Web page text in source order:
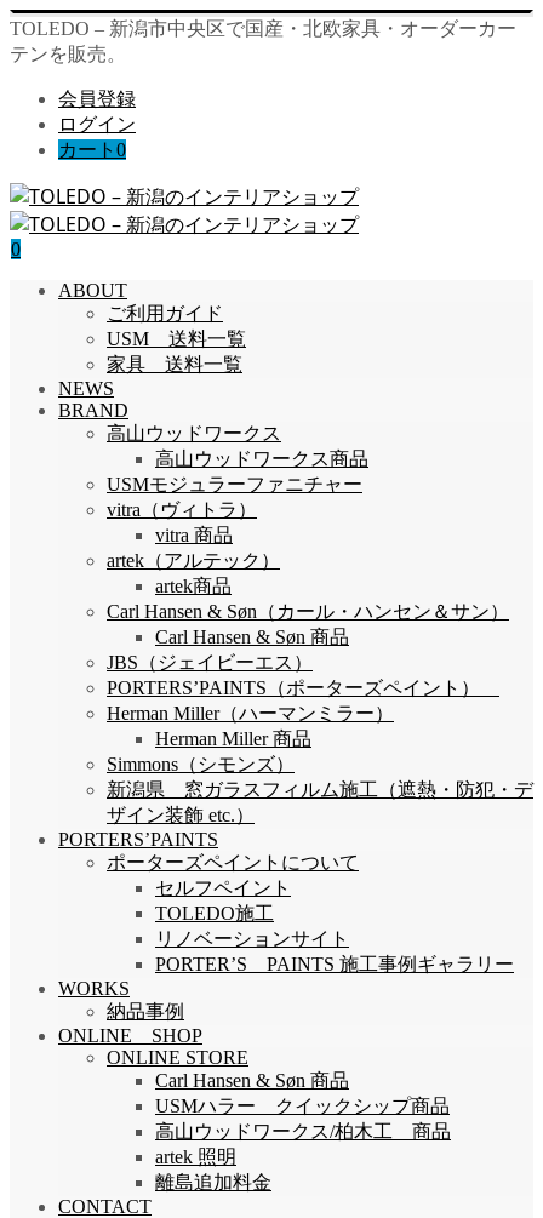
TOLEDO – 新潟市中央区で国産・北欧家具・オーダーカー
テンを販売。
会員登録
ログイン
カート 0
0
ABOUT
ご利用ガイド
USM 送料一覧
家具 送料一覧
NEWS
BRAND
高山ウッドワークス
高山ウッドワークス商品
USMモジュラーファニチャー
vitra（ヴィトラ）
vitra 商品
artek（アルテック）
artek商品
Carl Hansen & Søn（カール・ハンセン＆サン）
Carl Hansen & Søn 商品
JBS（ジェイビーエス）
PORTERS’PAINTS（ポーターズペイント）
Herman Miller（ハーマンミラー）
Herman Miller 商品
Simmons（シモンズ）
新潟県 窓ガラスフィルム施工（遮熱・防犯・デ
ザイン装飾 etc.）
PORTERS’PAINTS
ポーターズペイントについて
セルフペイント
TOLEDO施工
リノベーションサイト
PORTER’S PAINTS 施工事例ギャラリー
WORKS
納品事例
ONLINE SHOP
ONLINE STORE
Carl Hansen & Søn 商品
USMハラー クイックシップ商品
高山ウッドワークス/柏木工 商品
artek 照明
離島追加料金
CONTACT